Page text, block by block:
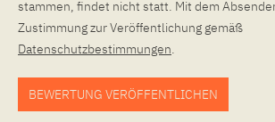
stammen, findet nicht statt. Mit dem
Zustimmung zur Veröffentlichung gemäß
Datenschutzbestimmungen.
BEWERTUNG VERÖFFENTLICHEN